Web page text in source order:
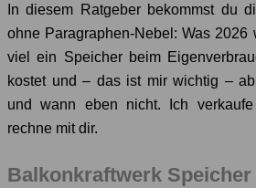
In diesem Ratgeber bekommst du
ohne Paragraphen-Nebel: Was 2026
viel ein Speicher beim
kostet und – das ist mir wichtig –
und wann eben nicht. Ich
rechne mit dir.
Balkonkraftwerk Speicher